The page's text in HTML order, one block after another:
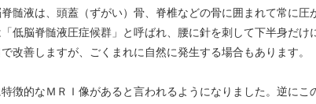
髄液は、頭蓋（ずがい）骨、脊椎などの骨に囲まれて常に圧
低脳脊髄液圧症候群」と呼ばれ、腰に針を刺して下半身だけ
改善しますが、ごくまれに自然に発生する場合もあります。
徴的なＭＲＩ像があると言われるようになりました。逆にこ